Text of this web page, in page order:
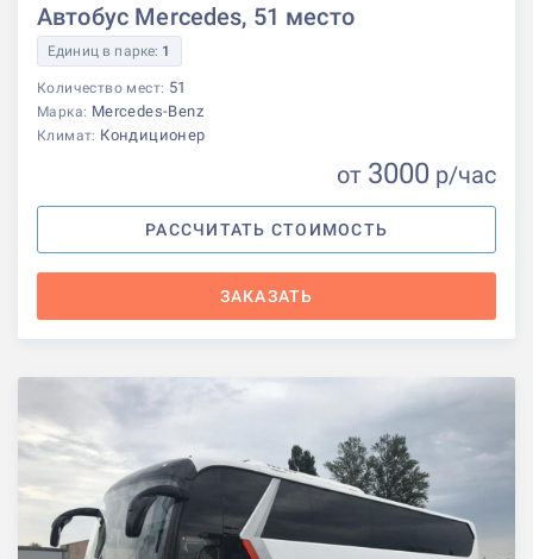
Автобус Mercedes, 51 место
Единиц в парке: 1
Количество мест: 51
Марка: Mercedes-Benz
Климат: Кондиционер
от 3000 р/час
РАССЧИТАТЬ СТОИМОСТЬ
ЗАКАЗАТЬ